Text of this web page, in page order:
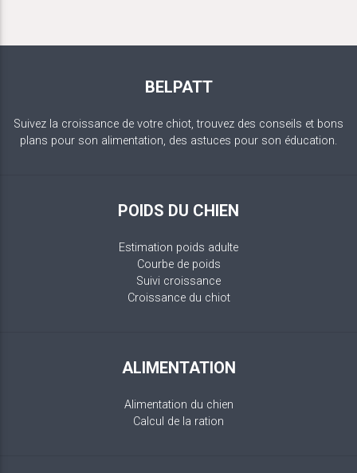
BELPATT
Suivez la croissance de votre chiot, trouvez des conseils et bons
plans pour son alimentation, des astuces pour son éducation.
POIDS DU CHIEN
Estimation poids adulte
Courbe de poids
Suivi croissance
Croissance du chiot
ALIMENTATION
Alimentation du chien
Calcul de la ration